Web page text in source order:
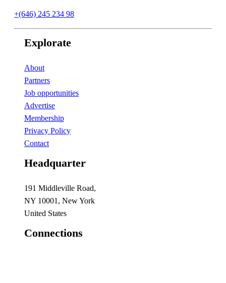
+(646) 245 234 98
Explorate
About
Partners
Job opportunities
Advertise
Membership
Privacy Policy
Contact
Headquarter
191 Middleville Road,
NY 10001, New York
United States
Connections